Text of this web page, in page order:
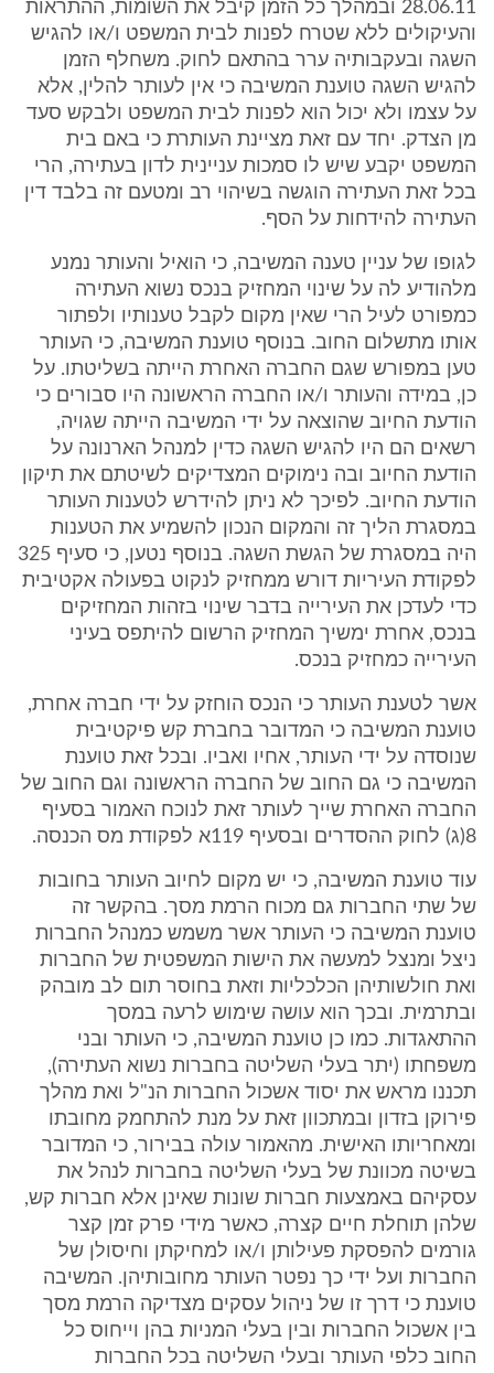
28.06.11 ובמהלך כל הזמן קיבל את השומות, ההתראות
והעיקולים ללא שטרח לפנות לבית המשפט ו/או להגיש
השגה ובעקבותיה ערר בהתאם לחוק. משחלף הזמן
להגיש השגה טוענת המשיבה כי אין לעותר להלין, אלא
על עצמו ולא יכול הוא לפנות לבית המשפט ולבקש סעד
מן הצדק. יחד עם זאת מציינת העותרת כי באם בית
המשפט יקבע שיש לו סמכות עניינית לדון בעתירה, הרי
בכל זאת העתירה הוגשה בשיהוי רב ומטעם זה בלבד דין
העתירה להידחות על הסף.
לגופו של עניין טענה המשיבה, כי הואיל והעותר נמנע
מלהודיע לה על שינוי המחזיק בנכס נשוא העתירה
כמפורט לעיל הרי שאין מקום לקבל טענותיו ולפתור
אותו מתשלום החוב. בנוסף טוענת המשיבה, כי העותר
טען במפורש שגם החברה האחרת הייתה בשליטתו. על
כן, במידה והעותר ו/או החברה הראשונה היו סבורים כי
הודעת החיוב שהוצאה על ידי המשיבה הייתה שגויה,
רשאים הם היו להגיש השגה כדין למנהל הארנונה על
הודעת החיוב ובה נימוקים המצדיקים לשיטתם את תיקון
הודעת החיוב. לפיכך לא ניתן להידרש לטענות העותר
במסגרת הליך זה והמקום הנכון להשמיע את הטענות
היה במסגרת של הגשת השגה. בנוסף נטען, כי סעיף 325
לפקודת העיריות דורש ממחזיק לנקוט בפעולה אקטיבית
כדי לעדכן את העירייה בדבר שינוי בזהות המחזיקים
בנכס, אחרת ימשיך המחזיק הרשום להיתפס בעיני
העירייה כמחזיק בנכס.
אשר לטענת העותר כי הנכס הוחזק על ידי חברה אחרת,
טוענת המשיבה כי המדובר בחברת קש פיקטיבית
שנוסדה על ידי העותר, אחיו ואביו. ובכל זאת טוענת
המשיבה כי גם החוב של החברה הראשונה וגם החוב של
החברה האחרת שייך לעותר זאת לנוכח האמור בסעיף
8(ג) לחוק ההסדרים ובסעיף 119א לפקודת מס הכנסה.
עוד טוענת המשיבה, כי יש מקום לחיוב העותר בחובות
של שתי החברות גם מכוח הרמת מסך. בהקשר זה
טוענת המשיבה כי העותר אשר משמש כמנהל החברות
ניצל ומנצל למעשה את הישות המשפטית של החברות
ואת חולשותיהן הכלכליות וזאת בחוסר תום לב מובהק
ובתרמית. ובכך הוא עושה שימוש לרעה במסך
ההתאגדות. כמו כן טוענת המשיבה, כי העותר ובני
משפחתו (יתר בעלי השליטה בחברות נשוא העתירה),
תכננו מראש את יסוד אשכול החברות הנ"ל ואת מהלך
פירוקן בזדון ובמתכוון זאת על מנת להתחמק מחובתו
ומאחריותו האישית. מהאמור עולה בבירור, כי המדובר
בשיטה מכוונת של בעלי השליטה בחברות לנהל את
עסקיהם באמצעות חברות שונות שאינן אלא חברות קש,
שלהן תוחלת חיים קצרה, כאשר מידי פרק זמן קצר
גורמים להפסקת פעילותן ו/או למחיקתן וחיסולן של
החברות ועל ידי כך נפטר העותר מחובותיהן. המשיבה
טוענת כי דרך זו של ניהול עסקים מצדיקה הרמת מסך
בין אשכול החברות ובין בעלי המניות בהן וייחוס כל
החוב כלפי העותר ובעלי השליטה בכל החברות